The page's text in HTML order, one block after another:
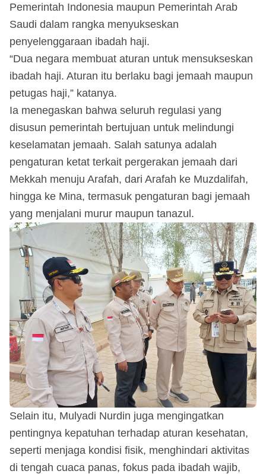
Pemerintah Indonesia maupun Pemerintah Arab
Saudi dalam rangka menyukseskan
penyelenggaraan ibadah haji.
“Dua negara membuat aturan untuk mensukseskan
ibadah haji. Aturan itu berlaku bagi jemaah maupun
petugas haji,” katanya.
Ia menegaskan bahwa seluruh regulasi yang
disusun pemerintah bertujuan untuk melindungi
keselamatan jemaah. Salah satunya adalah
pengaturan ketat terkait pergerakan jemaah dari
Mekkah menuju Arafah, dari Arafah ke Muzdalifah,
hingga ke Mina, termasuk pengaturan bagi jemaah
yang menjalani murur maupun tanazul.
Selain itu, Mulyadi Nurdin juga mengingatkan
pentingnya kepatuhan terhadap aturan kesehatan,
seperti menjaga kondisi fisik, menghindari aktivitas
di tengah cuaca panas, fokus pada ibadah wajib,